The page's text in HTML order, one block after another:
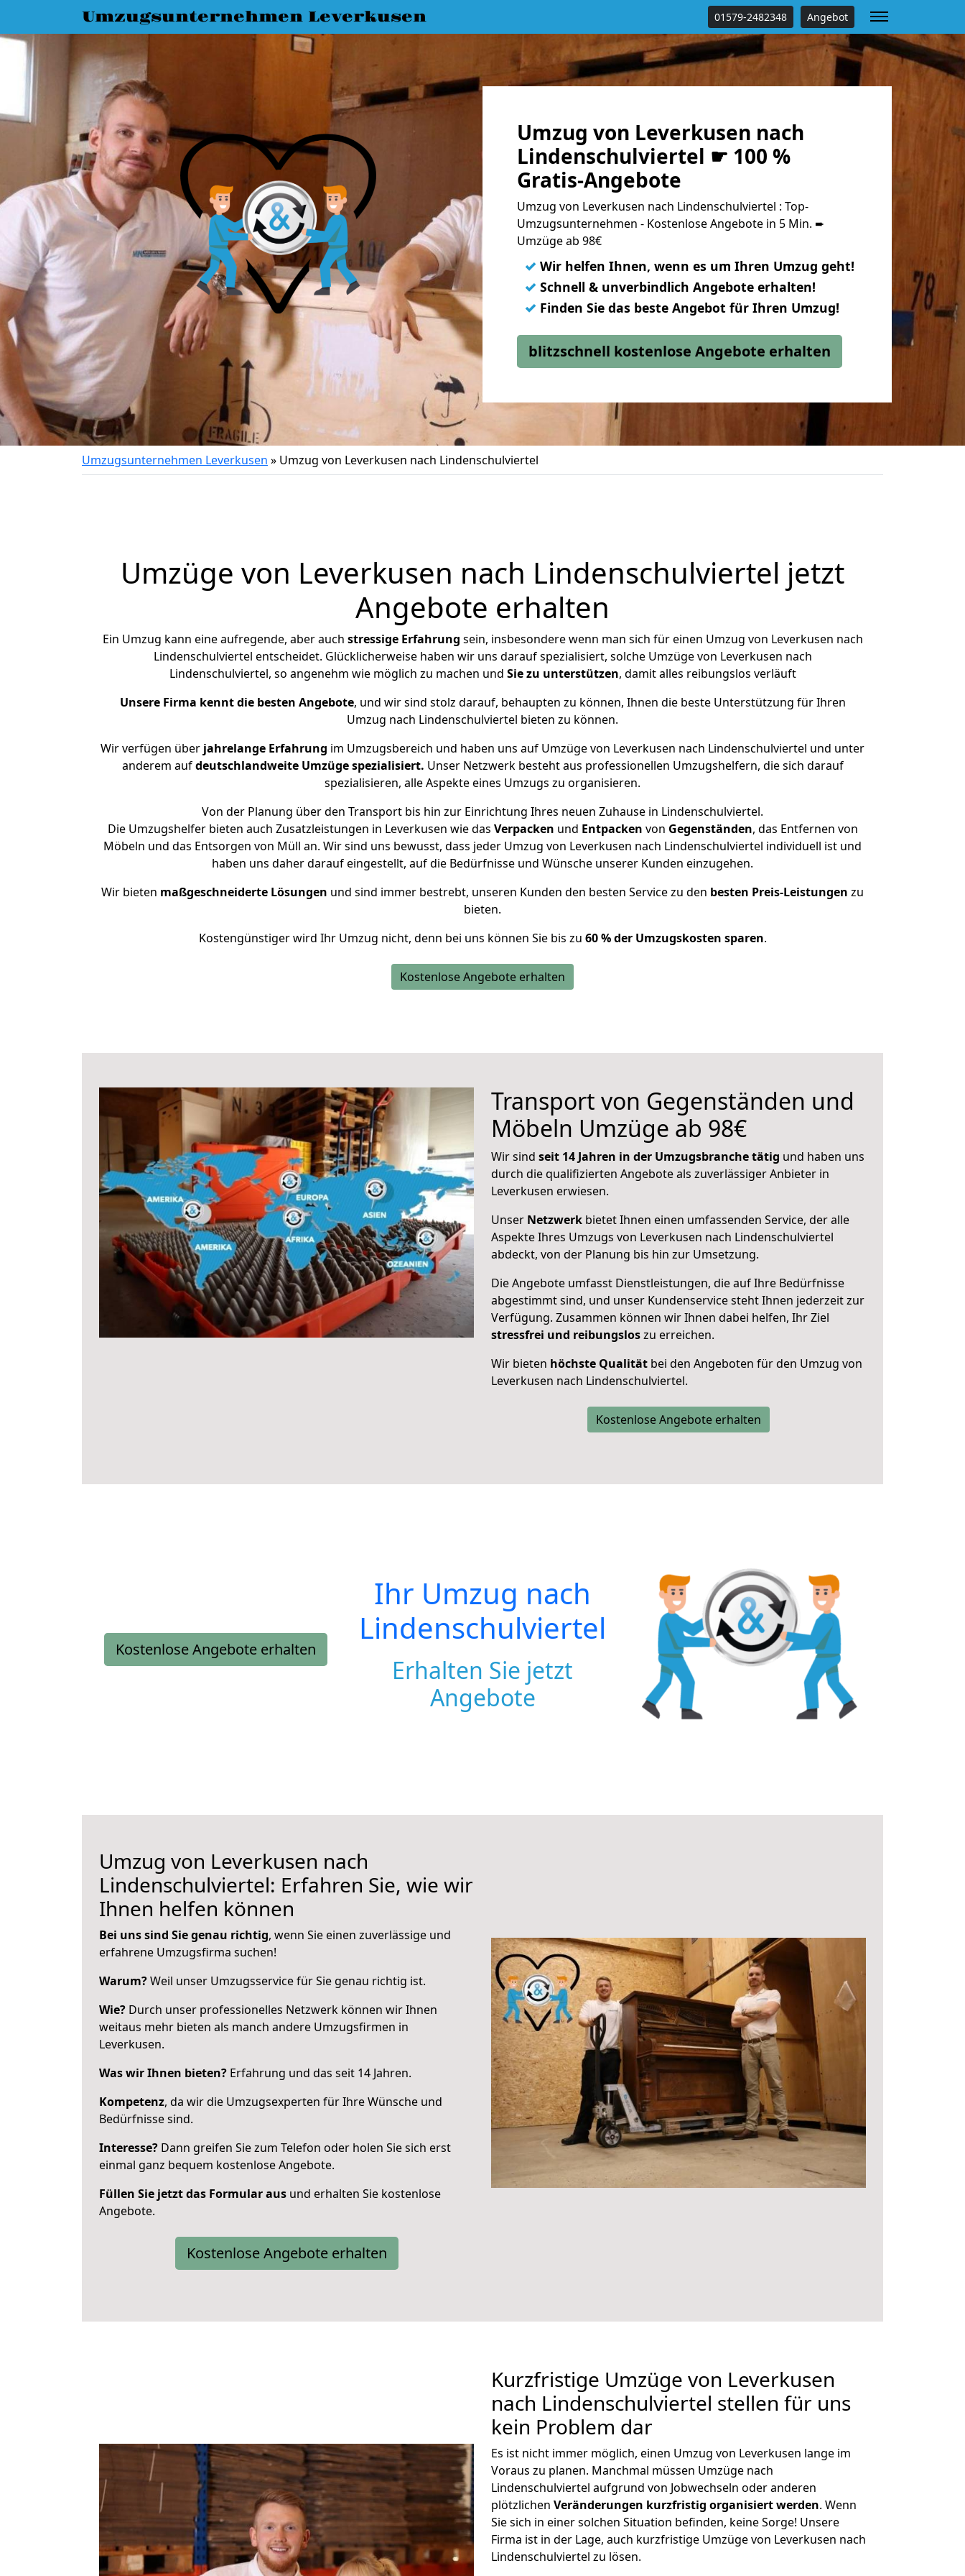
Umzugsunternehmen Leverkusen 01579-2482348 Angebot
Umzug von Leverkusen nach
Lindenschulviertel ☛ 100 %
Gratis-Angebote
Umzug von Leverkusen nach Lindenschulviertel : Top-
Umzugsunternehmen - Kostenlose Angebote in 5 Min. ➨
Umzüge ab 98€
✓ Wir helfen Ihnen, wenn es um Ihren Umzug geht!
✓ Schnell & unverbindlich Angebote erhalten!
✓ Finden Sie das beste Angebot für Ihren Umzug!
blitzschnell kostenlose Angebote erhalten
Umzugsunternehmen Leverkusen » Umzug von Leverkusen nach Lindenschulviertel
Umzüge von Leverkusen nach Lindenschulviertel jetzt
Angebote erhalten
Ein Umzug kann eine aufregende, aber auch stressige Erfahrung sein, insbesondere wenn man sich für einen Umzug von Leverkusen nach
Lindenschulviertel entscheidet. Glücklicherweise haben wir uns darauf spezialisiert, solche Umzüge von Leverkusen nach
Lindenschulviertel, so angenehm wie möglich zu machen und Sie zu unterstützen, damit alles reibungslos verläuft
Unsere Firma kennt die besten Angebote, und wir sind stolz darauf, behaupten zu können, Ihnen die beste Unterstützung für Ihren
Umzug nach Lindenschulviertel bieten zu können.
Wir verfügen über jahrelange Erfahrung im Umzugsbereich und haben uns auf Umzüge von Leverkusen nach Lindenschulviertel und unter
anderem aufdeutschlandweite Umzüge spezialisiert. Unser Netzwerk besteht aus professionellen Umzugshelfern, die sich darauf
spezialisieren, alle Aspekte eines Umzugs zu organisieren.
Von der Planung über den Transport bis hin zur Einrichtung Ihres neuen Zuhause in Lindenschulviertel.
Die Umzugshelfer bieten auch Zusatzleistungen in Leverkusen wie das Verpacken und Entpacken von Gegenständen, das Entfernen von
Möbeln und das Entsorgen von Müll an. Wir sind uns bewusst, dass jeder Umzug von Leverkusen nach Lindenschulviertel individuell ist und
haben uns daher darauf eingestellt, auf die Bedürfnisse und Wünsche unserer Kunden einzugehen.
Wir bieten maßgeschneiderte Lösungen und sind immer bestrebt, unseren Kunden den besten Service zu den besten Preis-Leistungen zu
bieten.
Kostengünstiger wird Ihr Umzug nicht, denn bei uns können Sie bis zu 60 % der Umzugskosten sparen.
Kostenlose Angebote erhalten
Transport von Gegenständen und
Möbeln Umzüge ab 98€
Wir sind seit 14 Jahren in der Umzugsbranche tätig und haben uns
durch die qualifizierten Angebote als zuverlässiger Anbieter in
Leverkusen erwiesen.
Unser Netzwerk bietet Ihnen einen umfassenden Service, der alle
Aspekte Ihres Umzugs von Leverkusen nach Lindenschulviertel
abdeckt, von der Planung bis hin zur Umsetzung.
Die Angebote umfasst Dienstleistungen, die auf Ihre Bedürfnisse
abgestimmt sind, und unser Kundenservice steht Ihnen jederzeit zur
Verfügung. Zusammen können wir Ihnen dabei helfen, Ihr Ziel
stressfrei und reibungsloszu erreichen.
Wir bieten höchste Qualität bei den Angeboten für den Umzug von
Leverkusen nach Lindenschulviertel.
Kostenlose Angebote erhalten
Kostenlose Angebote erhalten
Ihr Umzug nach
Lindenschulviertel
Erhalten Sie jetzt
Angebote
Umzug von Leverkusen nach
Lindenschulviertel: Erfahren Sie, wie wir
Ihnen helfen können
Bei uns sind Sie genau richtig, wenn Sie einen zuverlässige und
erfahrene Umzugsfirma suchen!
Warum?Weil unser Umzugsservice für Sie genau richtig ist.
Wie? Durch unser professionelles Netzwerk können wir Ihnen
weitaus mehr bieten als manch andere Umzugsfirmen in
Leverkusen.
Was wir Ihnen bieten? Erfahrung und das seit 14 Jahren.
Kompetenz, da wir die Umzugsexperten für Ihre Wünsche und
Bedürfnisse sind.
Interesse? Dann greifen Sie zum Telefon oder holen Sie sich erst
einmal ganz bequem kostenlose Angebote.
Füllen Sie jetzt das Formular aus und erhalten Sie kostenlose
Angebote.
Kostenlose Angebote erhalten
Kurzfristige Umzüge von Leverkusen
nach Lindenschulviertel stellen für uns
kein Problem dar
Es ist nicht immer möglich, einen Umzug von Leverkusen lange im
Voraus zu planen. Manchmal müssen Umzüge nach
Lindenschulviertel aufgrund von Jobwechseln oder anderen
plötzlichen Veränderungen kurzfristig organisiert werden. Wenn
Sie sich in einer solchen Situation befinden, keine Sorge! Unsere
Firma ist in der Lage, auch kurzfristige Umzüge von Leverkusen nach
Lindenschulviertel zu lösen.